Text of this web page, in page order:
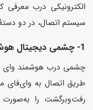
الکترونیکی درب
سیستم اتصال، در دو
1- چشمی دیجیتال هوشمند وای‌فای
چشمی درب هوشمند وای
طریق اتصال به وای‌فای
رفت‌وبرگشت را به‌صورت